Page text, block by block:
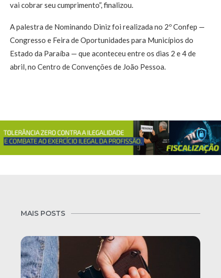
vai cobrar seu cumprimento”, finalizou.
A palestra de Nominando Diniz foi realizada no 2º Confep —
Congresso e Feira de Oportunidades para Municípios do
Estado da Paraíba — que aconteceu entre os dias 2 e 4 de
abril, no Centro de Convenções de João Pessoa.
MAIS POSTS